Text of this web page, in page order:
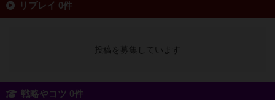
リプレイ 0件
投稿を募集しています
戦略やコツ 0件